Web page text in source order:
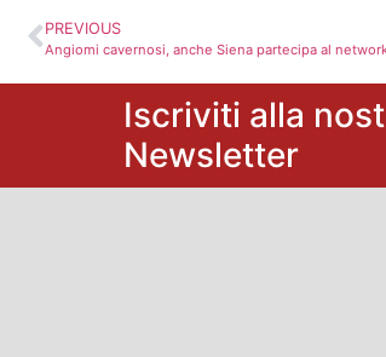
PREVIOUS
Angiomi cavernosi, anche Siena partecipa al
Iscriviti alla
Newsletter